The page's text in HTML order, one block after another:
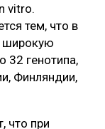
vitro.
тем, что в
широкую
32 генотипа,
Финляндии,
что при